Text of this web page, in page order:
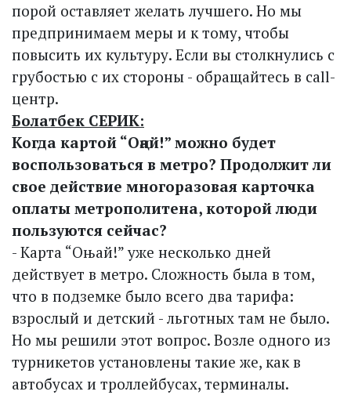
порой оставляет желать лучшего. Но мы
предпринимаем меры и к тому, чтобы
повысить их культуру. Если вы столкнулись с
грубостью с их стороны - обращайтесь в call-
центр.
Болатбек СЕРИК:
Когда картой “Оңай!” можно будет
воспользоваться в метро? Продолжит ли
свое действие многоразовая карточка
оплаты метрополитена, которой люди
пользуются сейчас?
- Карта “Оњай!” уже несколько дней
действует в метро. Сложность была в том,
что в подземке было всего два тарифа:
взрослый и детский - льготных там не было.
Но мы решили этот вопрос. Возле одного из
турникетов установлены такие же, как в
автобусах и троллейбусах, терминалы.